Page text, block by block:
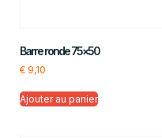
Barre ronde 75×50
€ 9,10
Ajouter au panier